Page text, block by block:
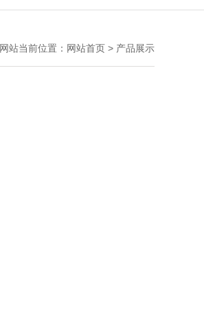
网站当前位置：网站首页 > 产品展示